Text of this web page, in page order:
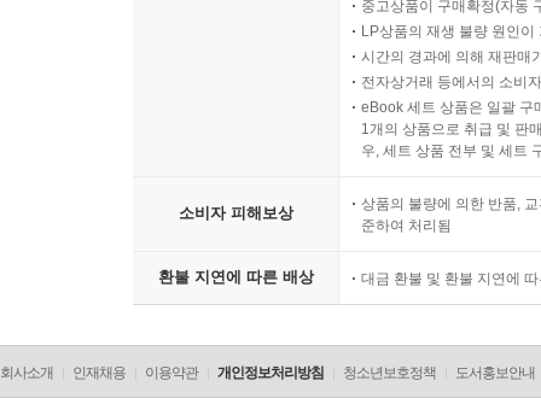
중고상품이 구매확정(자동
LP상품의 재생 불량 원인
시간의 경과에 의해 재판매
전자상거래 등에서의 소비
eBook 세트 상품은 일괄 구
1개의 상품으로 취급 및 판
우, 세트 상품 전부 및 세트
소비자 피해보상
상품의 불량에 의한 반품,
준하여 처리됨
환불 지연에 따른 배상 대금 환불 및 환불 지연에
회사소개 인재채용 이용약관 개인정보처리방침 청소년보호정책 도서홍보안내